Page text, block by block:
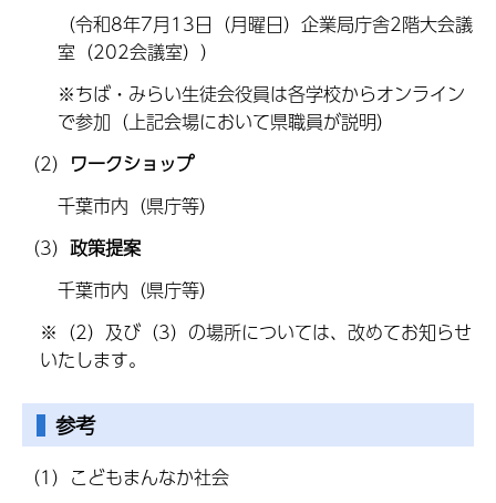
（令和8年7月13日（月曜日）企業局庁舎2階大会議
室（202会議室））
※ちば・みらい生徒会役員は各学校からオンライン
で参加（上記会場において県職員が説明）
（2） ワークショップ
千葉市内（県庁等）
（3） 政策提案
千葉市内（県庁等）
※（2）及び（3）の場所については、改めてお知らせ
いたします。
参考
（1）こどもまんなか社会